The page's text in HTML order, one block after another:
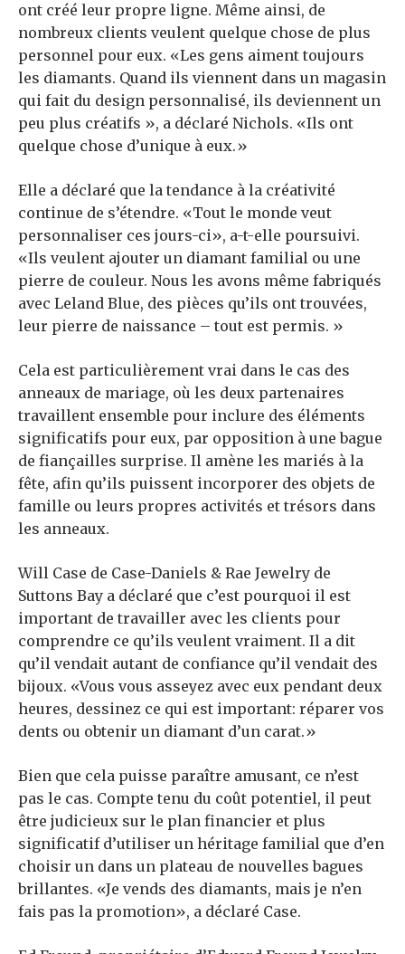
ont créé leur propre ligne. Même ainsi, de
nombreux clients veulent quelque chose de plus
personnel pour eux. «Les gens aiment toujours
les diamants. Quand ils viennent dans un magasin
qui fait du design personnalisé, ils deviennent un
peu plus créatifs », a déclaré Nichols. «Ils ont
quelque chose d’unique à eux.»
Elle a déclaré que la tendance à la créativité
continue de s’étendre. «Tout le monde veut
personnaliser ces jours-ci», a-t-elle poursuivi.
«Ils veulent ajouter un diamant familial ou une
pierre de couleur. Nous les avons même fabriqués
avec Leland Blue, des pièces qu’ils ont trouvées,
leur pierre de naissance – tout est permis. »
Cela est particulièrement vrai dans le cas des
anneaux de mariage, où les deux partenaires
travaillent ensemble pour inclure des éléments
significatifs pour eux, par opposition à une bague
de fiançailles surprise. Il amène les mariés à la
fête, afin qu’ils puissent incorporer des objets de
famille ou leurs propres activités et trésors dans
les anneaux.
Will Case de Case-Daniels & Rae Jewelry de
Suttons Bay a déclaré que c’est pourquoi il est
important de travailler avec les clients pour
comprendre ce qu’ils veulent vraiment. Il a dit
qu’il vendait autant de confiance qu’il vendait des
bijoux. «Vous vous asseyez avec eux pendant deux
heures, dessinez ce qui est important: réparer vos
dents ou obtenir un diamant d’un carat.»
Bien que cela puisse paraître amusant, ce n’est
pas le cas. Compte tenu du coût potentiel, il peut
être judicieux sur le plan financier et plus
significatif d’utiliser un héritage familial que d’en
choisir un dans un plateau de nouvelles bagues
brillantes. «Je vends des diamants, mais je n’en
fais pas la promotion», a déclaré Case.